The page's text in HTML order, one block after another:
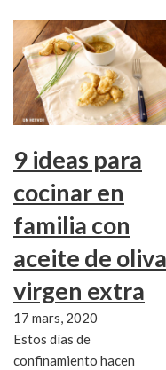
9 ideas para
cocinar en
familia con
aceite de oliva
virgen extra
17 mars, 2020
Estos días de
confinamiento hacen